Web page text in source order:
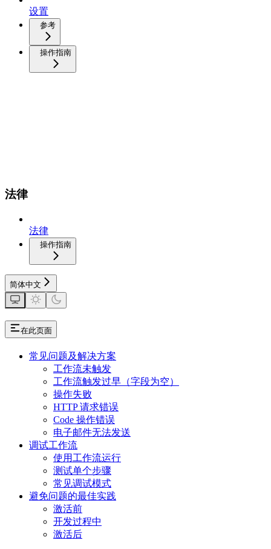
设置
参考
操作指南
法律
法律
操作指南
简体中文
在此页面
常见问题及解决方案
工作流未触发
工作流触发过早（字段为空）
操作失败
HTTP 请求错误
Code 操作错误
电子邮件无法发送
调试工作流
使用工作流运行
测试单个步骤
常见调试模式
避免问题的最佳实践
激活前
开发过程中
激活后